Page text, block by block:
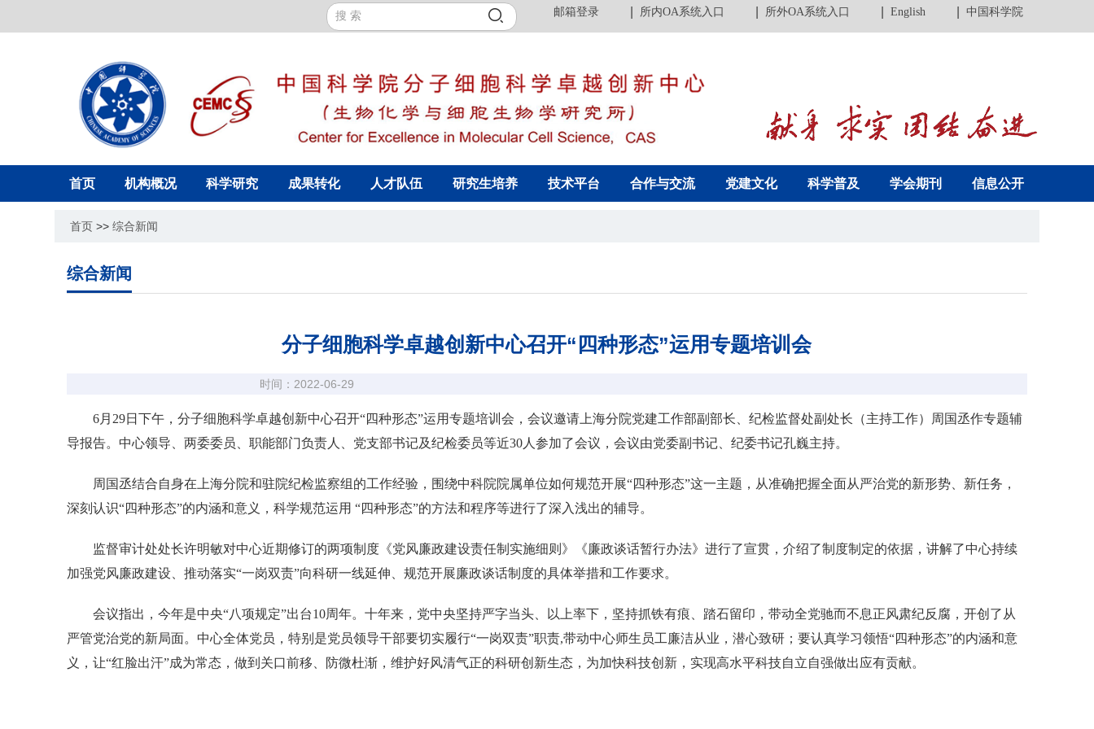
邮箱登录 所内OA系统入口 所外OA系统入口 English 中国科学院
首页 机构概况 科学研究 成果转化 人才队伍 研究生培养 技术平台 合作与交流 党建文化 科学普及 学会期刊 信息公开
首页 >>综合新闻
综合新闻
分子细胞科学卓越创新中心召开“四种形态”运用专题培训会
时间：2022-06-29
6月29日下午，分子细胞科学卓越创新中心召开“四种形态”运用专题培训会，会议邀请上海分院党建工作部副部长、纪检监督处副处长（主持工作）周国丞作专题辅
导报告。中心领导、两委委员、职能部门负责人、党支部书记及纪检委员等近30人参加了会议，会议由党委副书记、纪委书记孔巍主持。
周国丞结合自身在上海分院和驻院纪检监察组的工作经验，围绕中科院院属单位如何规范开展“四种形态”这一主题，从准确把握全面从严治党的新形势、新任务，
深刻认识“四种形态”的内涵和意义，科学规范运用 “四种形态”的方法和程序等进行了深入浅出的辅导。
监督审计处处长许明敏对中心近期修订的两项制度《党风廉政建设责任制实施细则》《廉政谈话暂行办法》进行了宣贯，介绍了制度制定的依据，讲解了中心持续
加强党风廉政建设、推动落实“一岗双责”向科研一线延伸、规范开展廉政谈话制度的具体举措和工作要求。
会议指出，今年是中央“八项规定”出台10周年。十年来，党中央坚持严字当头、以上率下，坚持抓铁有痕、踏石留印，带动全党驰而不息正风肃纪反腐，开创了从
严管党治党的新局面。中心全体党员，特别是党员领导干部要切实履行“一岗双责”职责,带动中心师生员工廉洁从业，潜心致研；要认真学习领悟“四种形态”的内涵和意
义，让“红脸出汗”成为常态，做到关口前移、防微杜渐，维护好风清气正的科研创新生态，为加快科技创新，实现高水平科技自立自强做出应有贡献。